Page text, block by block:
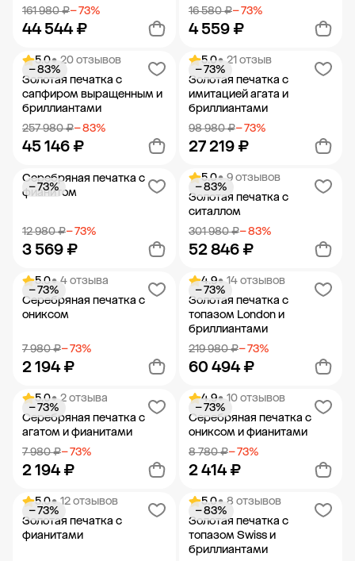
161 980 ₽− 73%
44 544 ₽
Добавить в корзину
16 580 ₽− 73%
4 559 ₽
Добавить в корзину
5.0• 20 отзывов
Золотая печатка с
сапфиром выращенным и
бриллиантами
257 980 ₽− 83%
45 146 ₽
− 83%
Добавить в корзину
5.0• 21 отзыв
Золотая печатка с
имитацией агата и
бриллиантами
98 980 ₽− 73%
27 219 ₽
− 73%
Добавить в корзину
Серебряная печатка с
фианитом
12 980 ₽− 73%
3 569 ₽
− 73%
Добавить в корзину
5.0• 9 отзывов
Золотая печатка с
ситаллом
301 980 ₽− 83%
52 846 ₽
− 83%
Добавить в корзину
5.0• 4 отзыва
Серебряная печатка с
ониксом
7 980 ₽− 73%
2 194 ₽
− 73%
Добавить в корзину
4.9• 14 отзывов
Золотая печатка с
топазом London и
бриллиантами
219 980 ₽− 73%
60 494 ₽
− 73%
Добавить в корзину
5.0• 2 отзыва
Серебряная печатка с
агатом и фианитами
7 980 ₽− 73%
2 194 ₽
− 73%
Добавить в корзину
4.9• 10 отзывов
Серебряная печатка с
ониксом и фианитами
8 780 ₽− 73%
2 414 ₽
− 73%
Добавить в корзину
5.0• 12 отзывов
Золотая печатка с
фианитами
− 73%
5.0• 8 отзывов
Золотая печатка с
топазом Swiss и
бриллиантами
− 83%